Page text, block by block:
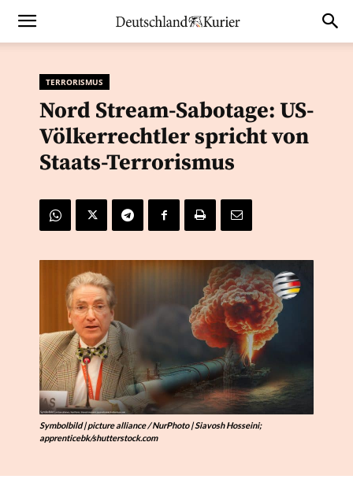
TERRORISMUS
Nord Stream-Sabotage: US-
Völkerrechtler spricht von
Staats-Terrorismus
Symbolbild | picture alliance / NurPhoto | Siavosh Hosseini;
apprenticebk/shutterstock.com